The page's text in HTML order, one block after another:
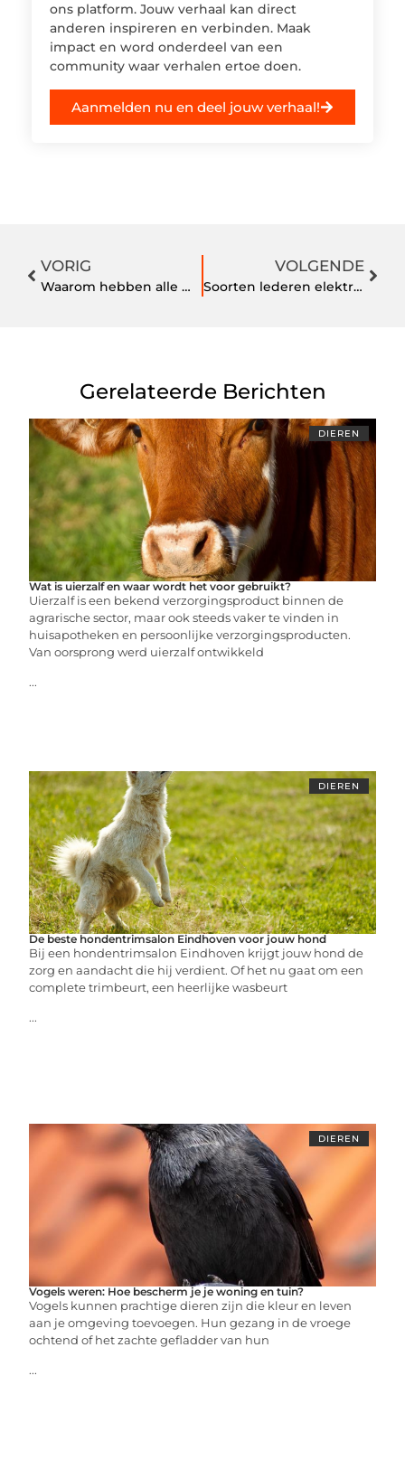
ons platform. Jouw verhaal kan direct
anderen inspireren en verbinden. Maak
impact en word onderdeel van een
community waar verhalen ertoe doen.
Aanmelden nu en deel jouw verhaal!
VORIG
Waarom hebben alle wijnklimaatkasten een energielabel G?
VOLGENDE
Soorten lederen elektrische fauteuils
Gerelateerde Berichten
DIEREN
Wat is uierzalf en waar wordt het voor gebruikt?
Uierzalf is een bekend verzorgingsproduct binnen de
agrarische sector, maar ook steeds vaker te vinden in
huisapotheken en persoonlijke verzorgingsproducten.
Van oorsprong werd uierzalf ontwikkeld
...
DIEREN
De beste hondentrimsalon Eindhoven voor jouw hond
Bij een hondentrimsalon Eindhoven krijgt jouw hond de
zorg en aandacht die hij verdient. Of het nu gaat om een
complete trimbeurt, een heerlijke wasbeurt
...
DIEREN
Vogels weren: Hoe bescherm je je woning en tuin?
Vogels kunnen prachtige dieren zijn die kleur en leven
aan je omgeving toevoegen. Hun gezang in de vroege
ochtend of het zachte gefladder van hun
...